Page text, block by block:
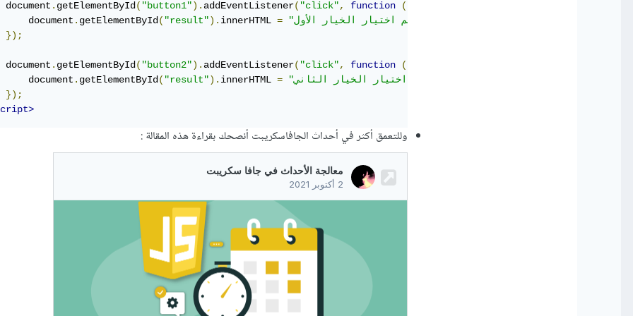
document
. getElementById ( "button1"). addEventListener( "click", function ()
document
. getElementById ( "result"). innerHTML =
});
document
. getElementById ( "button2"). addEventListener( "click", function ()
document
. getElementById ( "result"). innerHTML =
});
وللتعمق أكثر في أحداث الجافاسكريبت أنصحك بقراءة هذه المقالة :